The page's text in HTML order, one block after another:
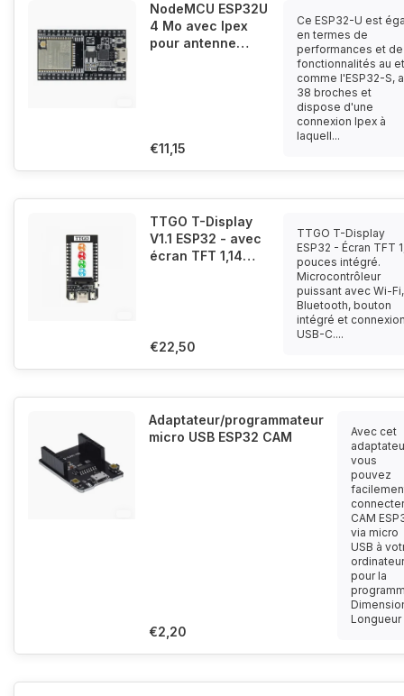
NodeMCU ESP32U
4 Mo avec Ipex
pour antenne
€11,15
Ce ESP32-U est
en termes de
performances et de
fonctionnalités au
comme l'ESP32-S, a
38 broches et
dispose d'une
connexion Ipex à
laquell...
TTGO T-Display
V1.1 ESP32 - avec
écran TFT 1,14
€22,50
TTGO T-Display
ESP32 - Écran TFT
pouces intégré.
Microcontrôleur
puissant avec Wi-Fi,
Bluetooth, bouton
intégré et
USB-C....
Adaptateur/programmateur
micro USB ESP32 CAM
€2,20
Avec cet
vous
pouvez
CAM
via micro
USB à
ordinateur
pour la
Longueur